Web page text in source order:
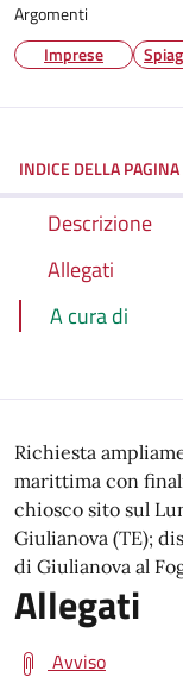
Argomenti
Imprese
INDICE DELLA PAGINA
Descrizione
Allegati
A cura di
Richiesta
marittima con
chiosco sito sul
Giulianova (TE);
di Giulianova al
Allegati
Avviso